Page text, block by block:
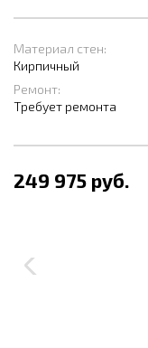
Материал стен:
Кирпичный
Ремонт:
Требует ремонта
249 975 руб.